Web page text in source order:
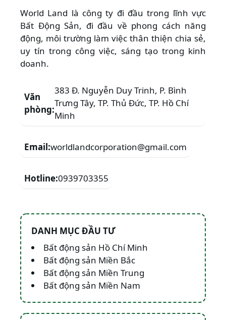
World Land là công ty đi đầu trong lĩnh vực
Bất Động Sản, đi đầu về phong cách năng
động, môi trường làm việc thân thiện chia sẻ,
uy tín trong công việc, sáng tạo trong kinh
doanh.
Văn
phòng:
383 Đ. Nguyễn Duy Trinh, P. Bình
Trưng Tây, TP. Thủ Đức, TP. Hồ Chí
Minh
Email:worldlandcorporation@gmail.com
Hotline:0939703355
DANH MỤC ĐẦU TƯ
Bất động sản Hồ Chí Minh
Bất động sản Miền Bắc
Bất động sản Miền Trung
Bất động sản Miền Nam